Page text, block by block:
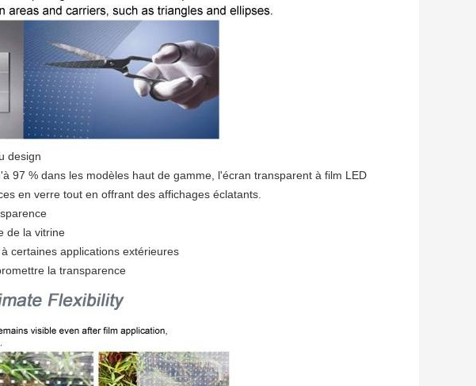
design
97 % dans les modèles haut de gamme, l'écran transparent à film LED
en verre tout en offrant des affichages éclatants.
de la vitrine
certaines applications extérieures
la transparence